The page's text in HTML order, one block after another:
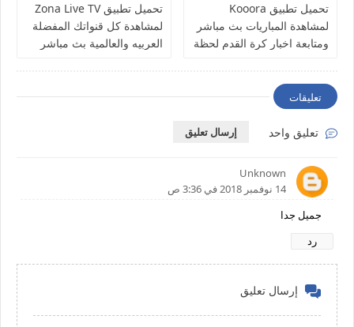
تحميل تطبيق Kooora
لمشاهدة المباريات بث مباشر
ومتابعة اخبار كرة القدم لحظة
تحميل تطبيق Zona Live TV
لمشاهدة كل قنواتك المفضلة
العربيه والعالمية بث مباشر
تعليقات
تعليق واحد إرسال تعليق
Unknown
14 نوفمبر 2018 في 3:36 ص
جميل جدا
رد
إرسال تعليق